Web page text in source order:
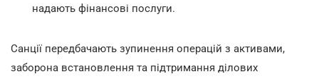
надають фінансові послуги.
Санції передбачають зупинення операцій з активами,
заборона встановлення та підтримання ділових